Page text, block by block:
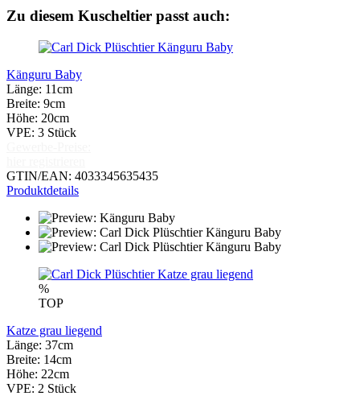
Zu diesem Kuscheltier passt auch:
Känguru Baby
Länge: 11cm
Breite: 9cm
Höhe: 20cm
VPE: 3 Stück
GTIN/EAN: 4033345635435
Produktdetails
%
TOP
Katze grau liegend
Länge: 37cm
Breite: 14cm
Höhe: 22cm
VPE: 2 Stück